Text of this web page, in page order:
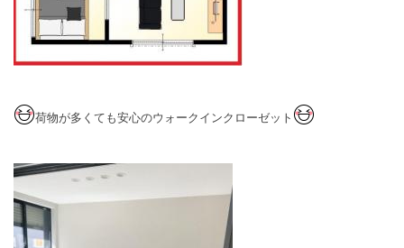
荷物が多くても安心のウォークインクローゼット